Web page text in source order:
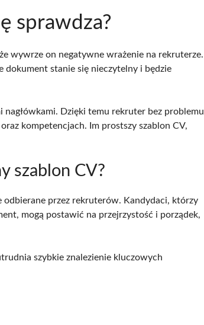
sprawdza?
wywrze on negatywne wrażenie na rekruterze.
dokument stanie się nieczytelny i będzie
nagłówkami. Dzięki temu rekruter bez problemu
kompetencjach. Im prostszy szablon CV,
szablon CV?
przez rekruterów. Kandydaci, którzy
mogą postawić na przejrzystość i porządek,
szybkie znalezienie kluczowych